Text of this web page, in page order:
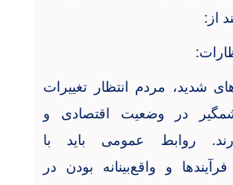
از :
:
شدید، مردم انتظار تغییرات
در وضعیت اقتصادی و
روابط عمومی باید با
و واقع‌بینانه بودن در